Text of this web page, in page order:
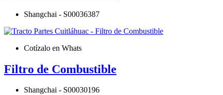
Shangchai - S00036387
Cotízalo en Whats
Filtro de Combustible
Shangchai - S00030196